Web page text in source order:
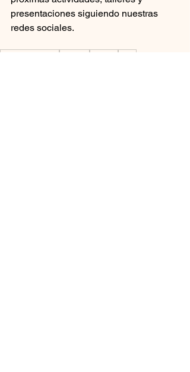
presentaciones siguiendo nuestras
redes sociales.